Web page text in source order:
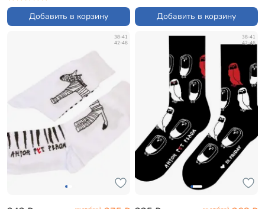
Добавить в корзину Добавить в корзину
38-41
42-46
38-41
42-46